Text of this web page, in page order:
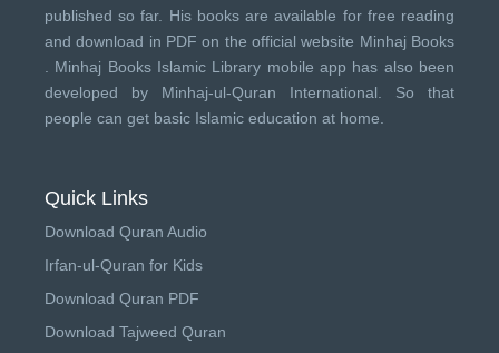
published so far. His books are available for free reading
and download in PDF on the official website Minhaj Books
Minhaj Books Islamic Library mobile app has also been
developed by Minhaj-ul-Quran International . So that
people can get basic Islamic education at home.
Quick Links
Download Quran Audio
Irfan-ul-Quran for Kids
Download Quran PDF
Download Tajweed Quran